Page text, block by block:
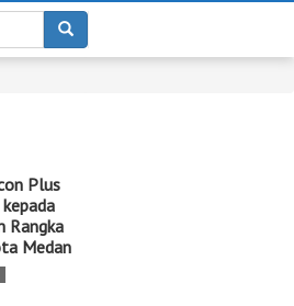
Plus
Rangka
Medan